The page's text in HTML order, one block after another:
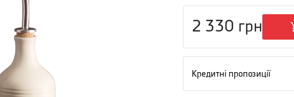
2 330 грн
Кредитні пропозиції